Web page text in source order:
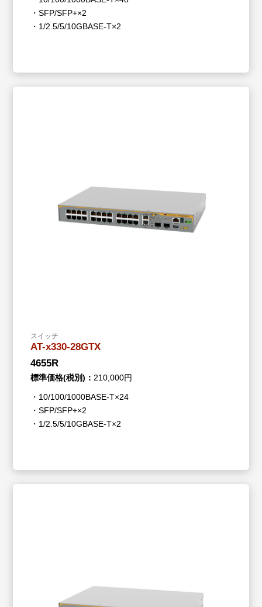
・SFP/SFP+×2
・1/2.5/5/10GBASE-T×2
スイッチ
AT-x330-28GTX
4655R
標準価格(税別)：210,000円
・10/100/1000BASE-T×24
・SFP/SFP+×2
・1/2.5/5/10GBASE-T×2